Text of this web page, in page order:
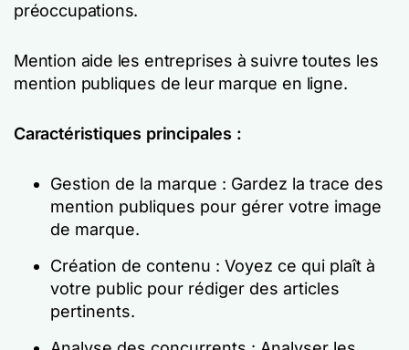
préoccupations.
Mention aide les entreprises à suivre toutes les
mention publiques de leur marque en ligne.
Caractéristiques principales :
Gestion de la marque : Gardez la trace des
mention publiques pour gérer votre image
de marque.
Création de contenu : Voyez ce qui plaît à
votre public pour rédiger des articles
pertinents.